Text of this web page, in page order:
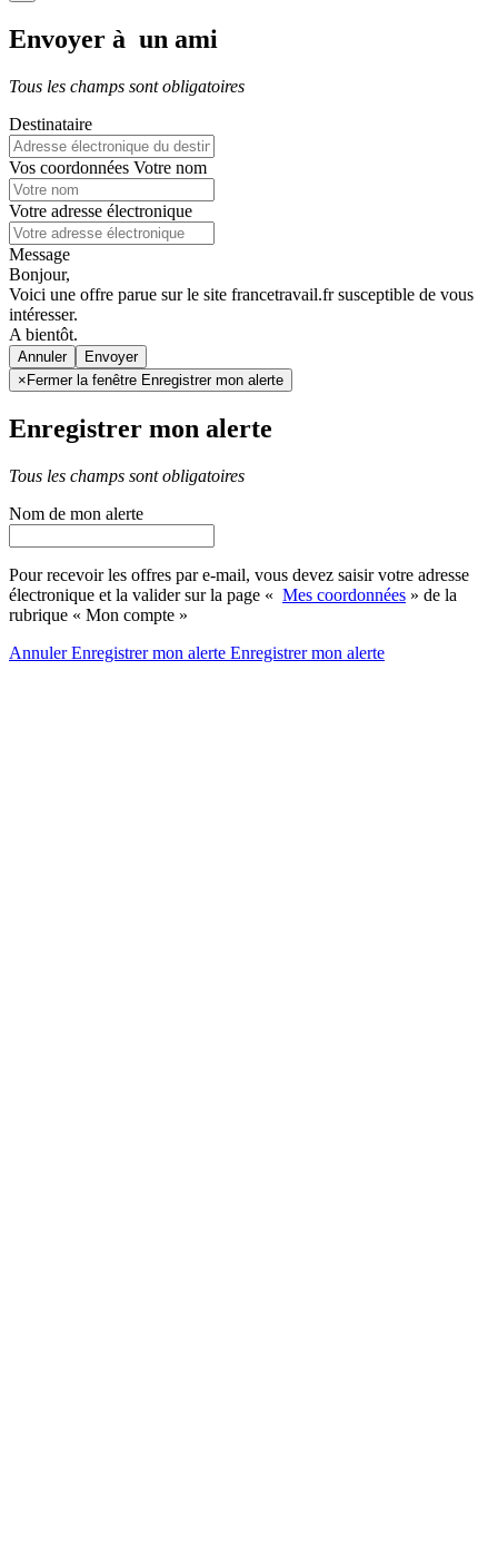
Envoyer à un ami
Tous les champs sont obligatoires
Destinataire
Vos coordonnées Votre nom
Votre adresse électronique
Message
Bonjour,
Voici une offre parue sur le site francetravail.fr susceptible de vous
intéresser.
A bientôt.
Annuler
× Fermer la fenêtre Enregistrer mon alerte
Enregistrer mon alerte
Tous les champs sont obligatoires
Nom de mon alerte
Pour recevoir les offres par e-mail, vous devez saisir votre adresse
électronique et la valider sur la page « Mes coordonnées » de la
rubrique « Mon compte »
AnnulerEnregistrer mon alerte Enregistrermon alerte